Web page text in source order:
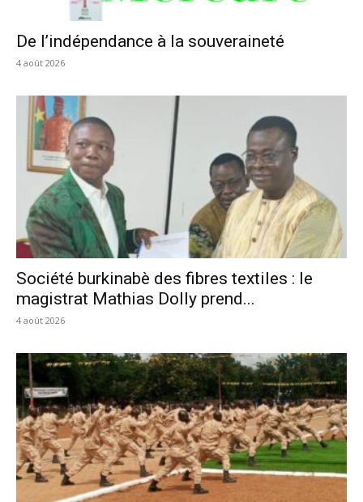
De l’indépendance à la souveraineté
4 août 2026
Société burkinabè des fibres textiles : le
magistrat Mathias Dolly prend...
4 août 2026